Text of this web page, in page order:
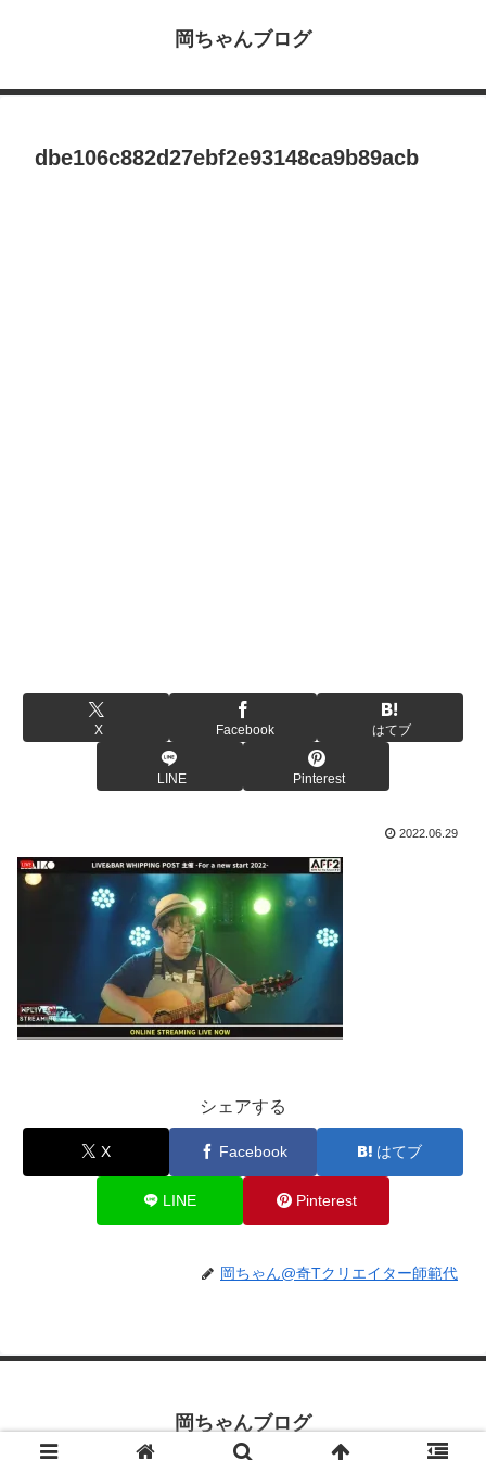
岡ちゃんブログ
dbe106c882d27ebf2e93148ca9b89acb
X Facebook はてブ
LINE Pinterest
2022.06.29
シェアする
X Facebook はてブ
LINE Pinterest
岡ちゃん@奇Tクリエイター師範代
岡ちゃんブログ
© 2019 岡ちゃんブログ.